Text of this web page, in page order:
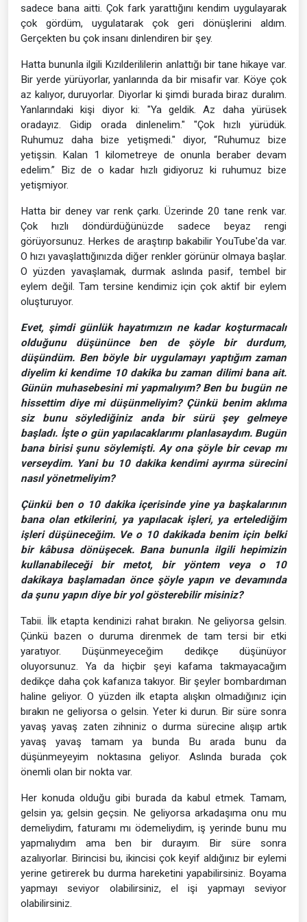
sadece bana aitti. Çok fark yarattığını kendim uygulayarak
çok gördüm, uygulatarak çok geri dönüşlerini aldım.
Gerçekten bu çok insanı dinlendiren bir şey.
Hatta bununla ilgili Kızılderililerin anlattığı bir tane hikaye var.
Bir yerde yürüyorlar, yanlarında da bir misafir var. Köye çok
az kalıyor, duruyorlar. Diyorlar ki şimdi burada biraz duralım.
Yanlarındaki kişi diyor ki: "Ya geldik. Az daha yürüsek
oradayız. Gidip orada dinlenelim." "Çok hızlı yürüdük.
Ruhumuz daha bize yetişmedi." diyor, “Ruhumuz bize
yetişsin. Kalan 1 kilometreye de onunla beraber devam
edelim.” Biz de o kadar hızlı gidiyoruz ki ruhumuz bize
yetişmiyor.
Hatta bir deney var renk çarkı. Üzerinde 20 tane renk var.
Çok hızlı döndürdüğünüzde sadece beyaz rengi
görüyorsunuz. Herkes de araştırıp bakabilir YouTube'da var.
O hızı yavaşlattığınızda diğer renkler görünür olmaya başlar.
O yüzden yavaşlamak, durmak aslında pasif, tembel bir
eylem değil. Tam tersine kendimiz için çok aktif bir eylem
oluşturuyor.
Evet, şimdi günlük hayatımızın ne kadar koşturmacalı
olduğunu düşününce ben de şöyle bir durdum,
düşündüm. Ben böyle bir uygulamayı yaptığım zaman
diyelim ki kendime 10 dakika bu zaman dilimi bana ait.
Günün muhasebesini mi yapmalıyım? Ben bu bugün ne
hissettim diye mi düşünmeliyim? Çünkü benim aklıma
siz bunu söylediğiniz anda bir sürü şey gelmeye
başladı. İşte o gün yapılacaklarımı planlasaydım. Bugün
bana birisi şunu söylemişti. Ay ona şöyle bir cevap mı
verseydim. Yani bu 10 dakika kendimi ayırma sürecini
nasıl yönetmeliyim?
Çünkü ben o 10 dakika içerisinde yine ya başkalarının
bana olan etkilerini, ya yapılacak işleri, ya ertelediğim
işleri düşüneceğim. Ve o 10 dakikada benim için belki
bir kâbusa dönüşecek. Bana bununla ilgili hepimizin
kullanabileceği bir metot, bir yöntem veya o 10
dakikaya başlamadan önce şöyle yapın ve devamında
da şunu yapın diye bir yol gösterebilir misiniz?
Tabii. İlk etapta kendinizi rahat bırakın. Ne geliyorsa gelsin.
Çünkü bazen o duruma direnmek de tam tersi bir etki
yaratıyor. Düşünmeyeceğim dedikçe düşünüyor
oluyorsunuz. Ya da hiçbir şeyi kafama takmayacağım
dedikçe daha çok kafanıza takıyor. Bir şeyler bombardıman
haline geliyor. O yüzden ilk etapta alışkın olmadığınız için
bırakın ne geliyorsa o gelsin. Yeter ki durun. Bir süre sonra
yavaş yavaş zaten zihniniz o durma sürecine alışıp artık
yavaş yavaş tamam ya bunda Bu arada bunu da
düşünmeyeyim noktasına geliyor. Aslında burada çok
önemli olan bir nokta var.
Her konuda olduğu gibi burada da kabul etmek. Tamam,
gelsin ya; gelsin geçsin. Ne geliyorsa arkadaşıma onu mu
demeliydim, faturamı mı ödemeliydim, iş yerinde bunu mu
yapmalıydım ama ben bir durayım. Bir süre sonra
azalıyorlar. Birincisi bu, ikincisi çok keyif aldığınız bir eylemi
yerine getirerek bu durma hareketini yapabilirsiniz. Boyama
yapmayı seviyor olabilirsiniz, el işi yapmayı seviyor
olabilirsiniz.